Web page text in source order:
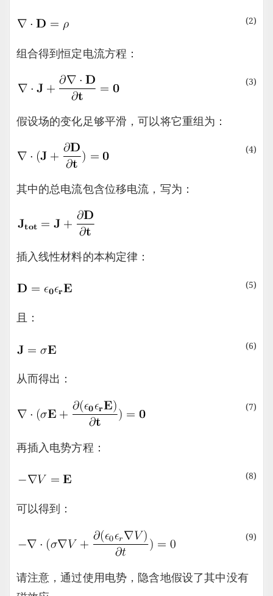
(2)
组合得到恒定电流方程：
(3)
假设场的变化足够平滑，可以将它重组为：
(4)
其中的总电流包含位移电流，写为：
插入线性材料的本构定律：
(5)
且：
(6)
从而得出：
(7)
再插入电势方程：
(8)
可以得到：
(9)
请注意，通过使用电势，隐含地假设了其中没有